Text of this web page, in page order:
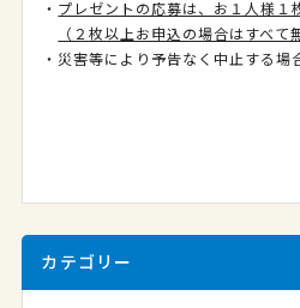
・ プレゼントの応募は、お１人様１
（２枚以上お申込の場合はすべて
・災害等により予告なく中止する場
カテゴリー